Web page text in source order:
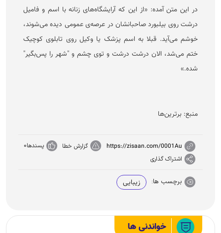
در این متن آمده: «از این که آرایشگاه‌های زنانه با اسم و فامیل
درشت روی بیلبورد صاحبانشان در عرصه‌ی عمومی دیده می‌شوند،
خوشم می‌آید. قبلا به اسم پزشک یا وکیل روی تابلوی کوچیک
ختم می‌شد، الان درشت درشت و توی چشم و "شهر را پس‌بگیر"
شده.»
منبع: برترین‌ها
https://zisaan.com/0001Au گزارش خطا پسندها0
اشتراک گذاری
برچسب ها: زیبایی
خواندنی ها